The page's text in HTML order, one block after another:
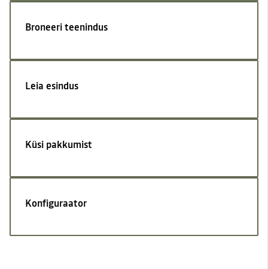
Broneeri teenindus
Leia esindus
Küsi pakkumist
Konfiguraator